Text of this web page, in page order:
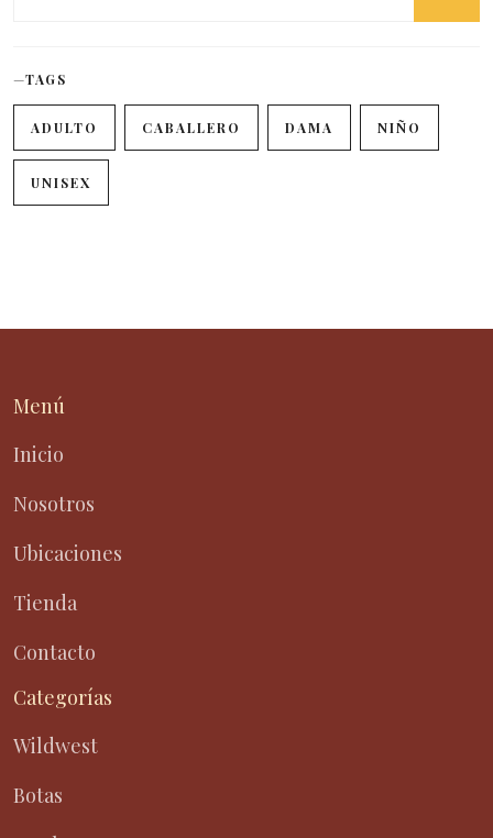
TAGS
ADULTO CABALLERO DAMA NIÑO
UNISEX
Menú
Inicio
Nosotros
Ubicaciones
Tienda
Contacto
Categorías
Wildwest
Botas